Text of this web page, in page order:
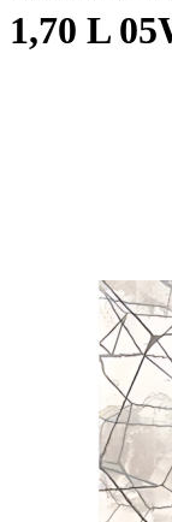
1,70 L